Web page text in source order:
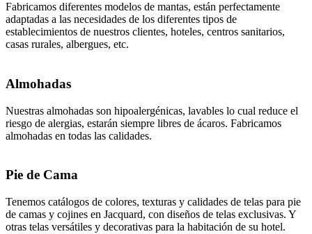
Fabricamos diferentes modelos de mantas, están perfectamente
adaptadas a las necesidades de los diferentes tipos de
establecimientos de nuestros clientes, hoteles, centros sanitarios,
casas rurales, albergues, etc.
Almohadas
Nuestras almohadas son hipoalergénicas, lavables lo cual reduce el
riesgo de alergias, estarán siempre libres de ácaros. Fabricamos
almohadas en todas las calidades.
Pie de Cama
Tenemos catálogos de colores, texturas y calidades de telas para pie
de camas y cojines en Jacquard, con diseños de telas exclusivas. Y
otras telas versátiles y decorativas para la habitación de su hotel.